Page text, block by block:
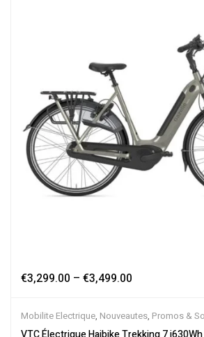
€3,299.00 – €3,499.00
Mobilite Electrique, Nouveautes, Promos &
ville,Velos Electriques,VTC Electrique